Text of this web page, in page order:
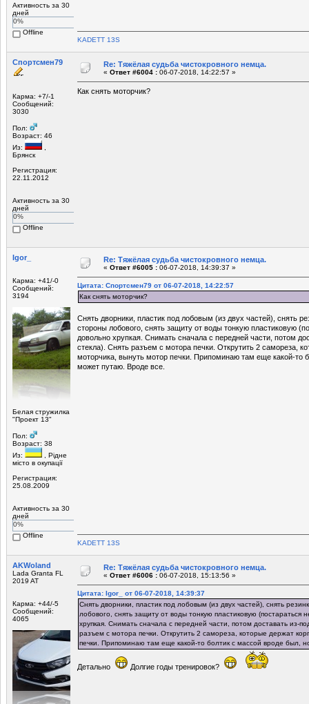
Активность за 30
дней
0%
Offline
KADETT 13S
Спортсмен79
Карма: +7/-1
Сообщений:
3030
Пол:
Возраст: 46
Из:
Брянск
Регистрация:
22.11.2012
Активность за 30
дней
0%
Offline
Re: Тяжёлая судьба чистокровного немца.
« Ответ #6004 : 06-07-2018, 14:22:57 »
Как снять моторчик?
Igor_
Карма: +41/-0
Сообщений:
3194
Белая стружилка
"Проект 13"
Пол:
Возраст: 38
Из:
, Рiдне
мicто в окупацiї
Регистрация:
25.08.2009
Активность за 30
дней
0%
Offline
Re: Тяжёлая судьба чистокровного немца.
« Ответ #6005 : 06-07-2018, 14:39:37 »
Цитата: Спортсмен79 от 06-07-2018, 14:22:57
Как снять моторчик?
Снять дворники, пластик под лобовым (из двух частей), снять
стороны лобового, снять защиту от воды тонкую пластиковую
довольно хрупкая. Снимать сначала с передней части, потом
стекла). Снять разъем с мотора печки. Открутить 2 самореза,
моторчика, вынуть мотор печки. Припоминаю там еще какой-то
может путаю. Вроде все.
KADETT 13S
AKWoland
Lada Granta FL
2019 AT
Карма: +44/-5
Сообщений:
4065
Re: Тяжёлая судьба чистокровного немца.
« Ответ #6006 : 06-07-2018, 15:13:56 »
Цитата: Igor_ от 06-07-2018, 14:39:37
Снять дворники, пластик под лобовым (из двух частей), снять
лобового, снять защиту от воды тонкую пластиковую (постараться
хрупкая. Снимать сначала с передней части, потом доставать из-
разъем с мотора печки. Открутить 2 самореза, которые держат
печки. Припоминаю там еще какой-то болтик с массой вроде был,
Детально Долгие годы тренировок?